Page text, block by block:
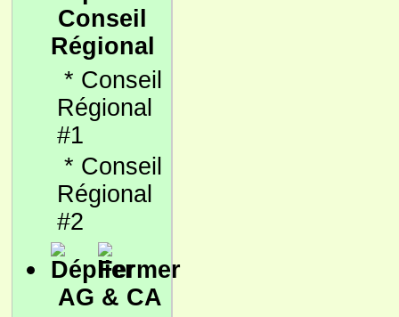
Conseil
Régional
* Conseil
Régional
#1
* Conseil
Régional
#2
AG & CA